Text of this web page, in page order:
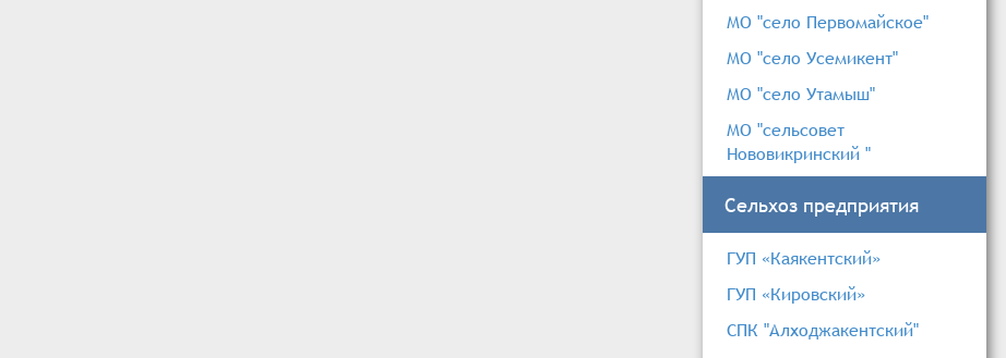
МО "село Первомайское"
МО "село Усемикент"
МО "село Утамыш"
МО "сельсовет
Нововикринский "
Сельхоз предприятия
ГУП «Каякентский»
ГУП «Кировский»
СПК "Алходжакентский"